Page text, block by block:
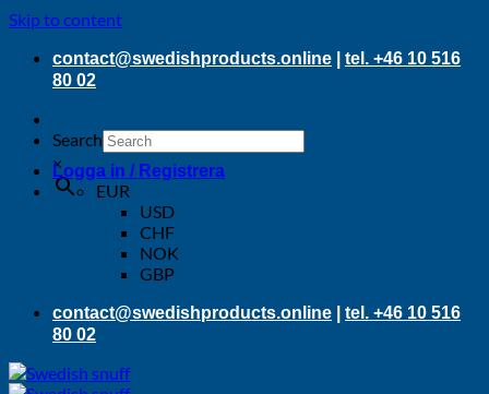
Skip to content
contact@swedishproducts.online
tel. +46 10 516
80 02
Search
×Logga in / Registrera
EUR
USD
CHF
NOK
GBP
contact@swedishproducts.online
tel. +46 10 516
80 02